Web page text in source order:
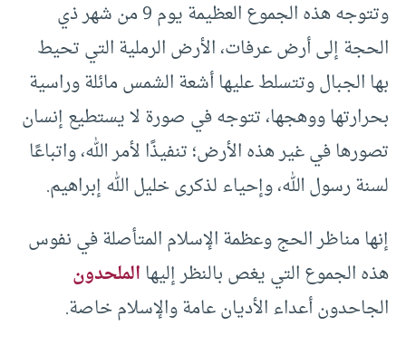
وتتوجه هذه الجموع العظيمة يوم 9 من شهر ذي
الحجة إلى أرض عرفات، الأرض الرملية التي تحيط
بها الجبال وتتسلط عليها أشعة الشمس مائلة وراسية
بحرارتها ووهجها، تتوجه في صورة لا يستطيع إنسان
تصورها في غير هذه الأرض؛ تنفيذًا لأمر الله، واتباعًا
لسنة رسول الله، وإحياء لذكرى خليل الله إبراهيم.
إنها مناظر الحج وعظمة الإسلام المتأصلة في نفوس
هذه الجموع التي يغص بالنظر إليهاالملحدون
الجاحدون أعداء الأديان عامة والإسلام خاصة.